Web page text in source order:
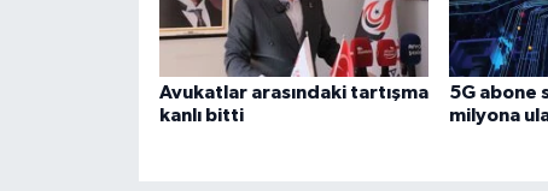
Avukatlar arasındaki tartışma
kanlı bitti
5G abone
milyona